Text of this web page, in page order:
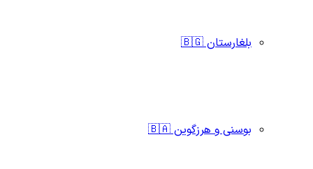
بلغارستان 🇧🇬
بوسنی و هرزگوین 🇧🇦